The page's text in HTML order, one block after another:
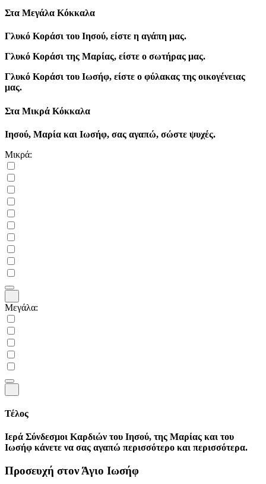
Στα Μεγάλα Κόκκαλα
Γλυκό Κοράσι του Ιησού, είστε η αγάπη μας.
Γλυκό Κοράσι της Μαρίας, είστε ο σωτήρας μας.
Γλυκό Κοράσι του Ιωσήφ, είστε ο φύλακας της οικογένειας
μας.
Στα Μικρά Κόκκαλα
Ιησού, Μαρία και Ιωσήφ, σας αγαπώ, σώστε ψυχές.
Μικρά:
Μεγάλα:
Τέλος
Ιερά Σύνδεσμοι Καρδιών του Ιησού, της Μαρίας και του
Ιωσήφ κάνετε να σας αγαπώ περισσότερο και περισσότερα.
Προσευχή στον Άγιο Ιωσήφ